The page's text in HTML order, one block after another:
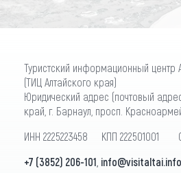
Туристский информационный центр
(ТИЦ Алтайского края)
Юридический адрес (почтовый
край, г. Барнаул, просп.
ИНН 2225223458 КПП 222501001
+7 (3852) 206-101 info@visitaltai.info